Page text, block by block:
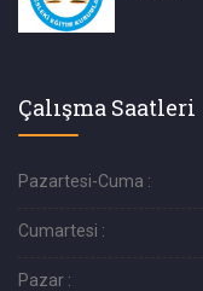
Çalışma Saatleri
Pazartesi-Cuma :
Cumartesi :
Pazar :